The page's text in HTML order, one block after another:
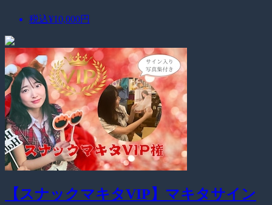
税込¥10,000円
【スナックマキタVIP】マキタサイン